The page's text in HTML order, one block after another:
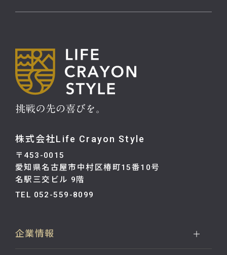
株式会社Life Crayon Style
〒453-0015
愛知県名古屋市中村区椿町15番10号
名駅三交ビル 9階
TEL 052-559-8099
企業情報